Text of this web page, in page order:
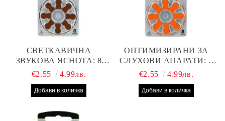
СВЕТКАВИЧНА
ЗВУКОВА ЯСНОТА: 8
БРОЯ RAYOVAC EXTRA
СЛУХОВ АПАРАТ С
€2.55 4.99лв.
ОПТИМИЗИРАНИ ЗА
СЛУХОВИ АПАРАТИ: 8
БРОЯ RAYOVAC EXTRA
ПРОИЗВОДИТЕЛНОСТ
€2.55 4.99лв.